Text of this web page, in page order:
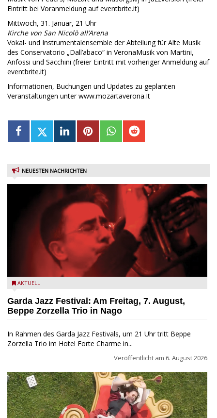
Eintritt bei Voranmeldung auf eventbrite.it)
Mittwoch, 31. Januar, 21 Uhr
Kirche von San Nicolò all’Arena
Vokal- und Instrumentalensemble der Abteilung für Alte Musik
des Conservatorio „Dall’abaco“ in VeronaMusik von Martini,
Anfossi und Sacchini (freier Eintritt mit vorheriger Anmeldung auf
eventbrite.it)
Informationen, Buchungen und Updates zu geplanten
Veranstaltungen unter www.mozartaverona.It
NEUESTEN NACHRICHTEN
Beppe Zorzella Trio zu Gast beim Garda Jazz Festival
AKTUELL
Garda Jazz Festival: Am Freitag, 7. August,
Beppe Zorzella Trio in Nago
In Rahmen des Garda Jazz Festivals, um 21 Uhr tritt Beppe
Zorzella Trio im Hotel Forte Charme in...
Veröffentlicht am 6. August 2026